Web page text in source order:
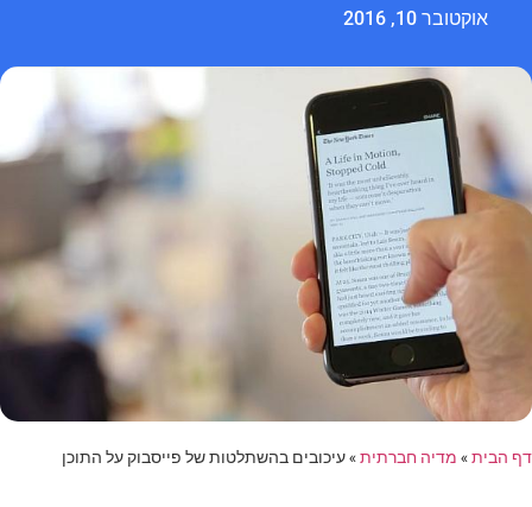
אוקטובר 10, 2016
דף הבית» מדיה חברתית»עיכובים בהשתלטות של פייסבוק על התוכן